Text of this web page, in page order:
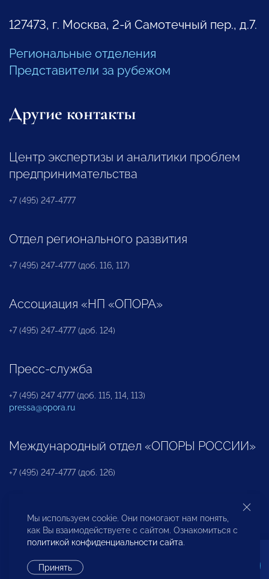
127473, г. Москва, 2-й Самотечный пер., д.7.
Региональные отделения
Представители за рубежом
Другие контакты
Центр экспертизы и аналитики проблем
предпринимательства
+7 (495) 247-4777
Отдел регионального развития
+7 (495) 247-4777 (доб. 116, 117)
Ассоциация «НП «ОПОРА»
+7 (495) 247-4777 (доб. 124)
Пресс-служба
+7 (495) 247 4777 (доб. 115, 114, 113)
pressa@opora.ru
Международный отдел «ОПОРЫ РОССИИ»
+7 (495) 247-4777 (доб. 126)
Бюро по защите прав предпринимателей и
инвесторов
Мы используем cookie. Они помогают нам понять,
как Вы взаимодействуете с сайтом. Ознакомиться с
политикой конфиденциальности сайта.
Принять